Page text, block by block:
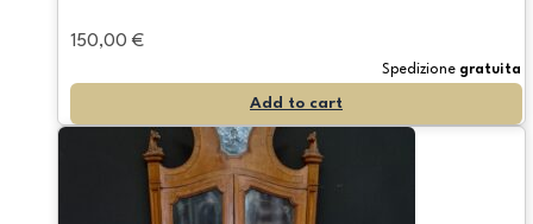
150,00 €
Spedizione gratuita
Add to cart